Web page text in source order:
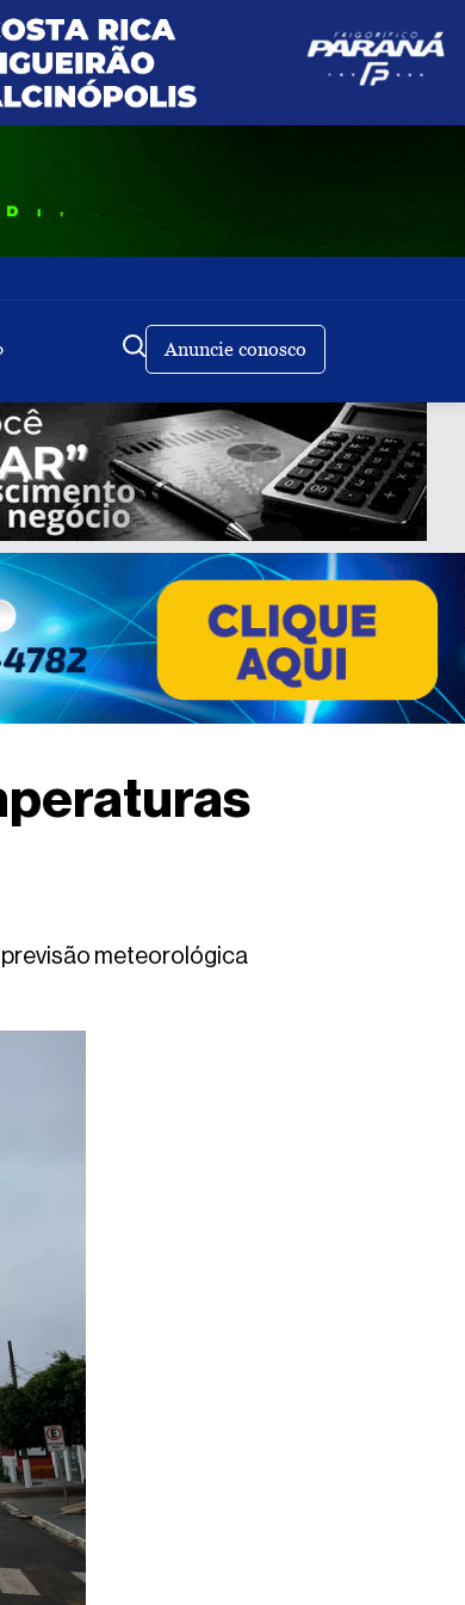
Anuncie conosco
Buscar
previsão meteorológica